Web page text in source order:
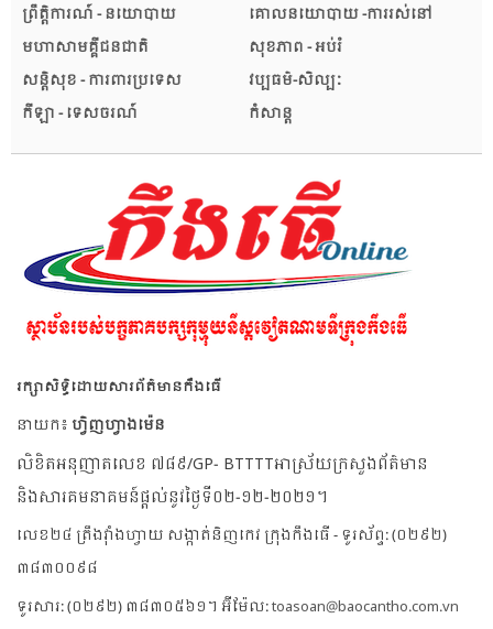
ព្រឹត្តិការណ៍ - នយោបាយ
គោលនយោបាយ -ការរស់នៅ
មហាសាមគ្គីជនជាតិ
សុខភាព - អប់រំ
សន្តិសុខ - ការពារប្រទេស
វប្បធម៌-សិល្បៈ
កីឡា - ទេសចរណ៍
កំសាន្ត
រក្សាសិទ្ធិដោយសារព័ត៌មានកឹងធើ
នាយក៖ ហ្វិញហ្វាងម៉េន
លិខិតអនុញាតលេខ ៧៨៩/GP- BTTTTអាស្រ័យក្រសួងព័ត៌មាន
និងសារគមនាគមន៍ផ្តល់នូវថ្ងៃទី០២-១២-២០២១។
លេខ២៤ ត្រឹងវ៉ាំងហ្វាយ សង្កាត់និញកេវ ក្រុងកឹងធើ - ទូរស័ព្ទ: (០២៩២)
៣៨៣០០៩៨
ទូរសារ: (០២៩២) ៣៨៣០៥៦១។ អ៊ីម៉ែល:toasoan@baocantho.com.vn